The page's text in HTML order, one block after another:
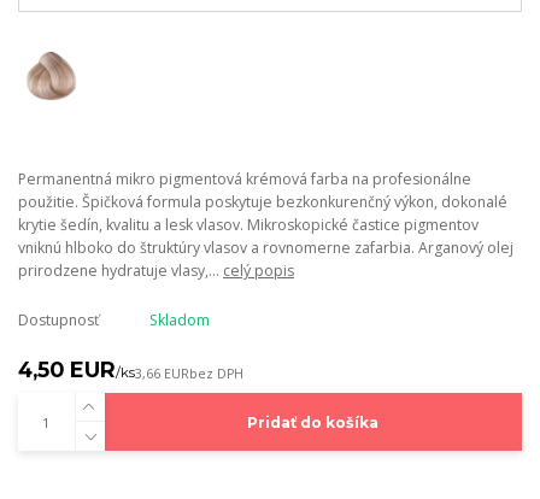
Permanentná mikro pigmentová krémová farba na profesionálne
použitie. Špičková formula poskytuje bezkonkurenčný výkon, dokonalé
krytie šedín, kvalitu a lesk vlasov. Mikroskopické častice pigmentov
vniknú hlboko do štruktúry vlasov a rovnomerne zafarbia. Arganový olej
prirodzene hydratuje vlasy,... celý popis
Dostupnosť Skladom
4,50 EUR/ks3,66 EURbez DPH
Pridať do košíka